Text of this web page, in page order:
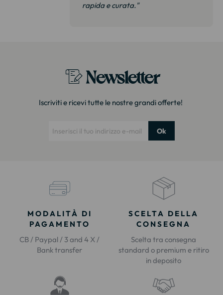
rapida e curata."
Newsletter
Iscriviti e ricevi tutte le nostre grandi offerte!
Ok
MODALITÀ DI
PAGAMENTO
CB / Paypal / 3 and 4 X /
Bank transfer
SCELTA DELLA
CONSEGNA
Scelta tra consegna
standard o premium e ritiro
in deposito